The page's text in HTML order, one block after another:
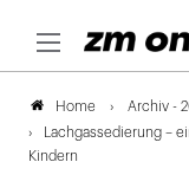
Home Archiv -
Lachgassedierung –
Kindern